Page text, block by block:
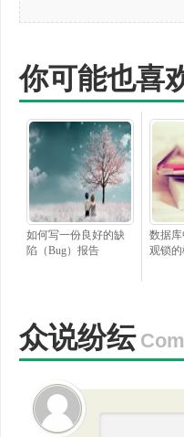
你可能也喜
如何写一份良好的缺
陷（Bug）报告
数据
观锁的
众说纷纭